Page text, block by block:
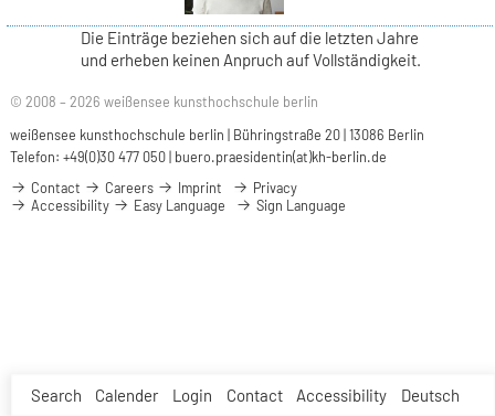
Search Calender Login Contact Accessibility Deutsch
Die Einträge beziehen sich auf die letzten Jahre
und erheben keinen Anpruch auf Vollständigkeit.
© 2008 – 2026 weißensee kunsthochschule berlin
weißensee kunsthochschule berlin | Bühringstraße 20 | 13086 Berlin
Telefon: +49(0)30 477 050 | buero.praesidentin(at)kh-berlin.de
Contact
Careers Imprint
Privacy
Accessibility
Easy Language Sign Language